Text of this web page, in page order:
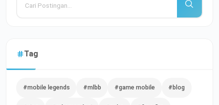
Tag
#mobile legends #mlbb #game mobile #blog